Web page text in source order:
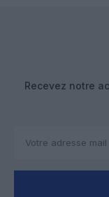
Recevez notre